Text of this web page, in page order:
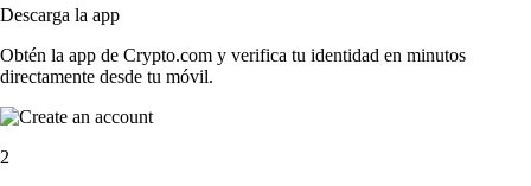
Descarga la app
Obtén la app de Crypto.com y verifica tu identidad en minutos
directamente desde tu móvil.
2